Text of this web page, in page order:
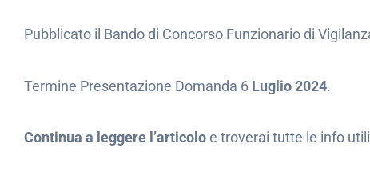
Pubblicato il Bando di Concorso Funzionario di
Termine Presentazione Domanda 6 Luglio 2024.
Continua a leggere l’articoloe troverai tutte le info